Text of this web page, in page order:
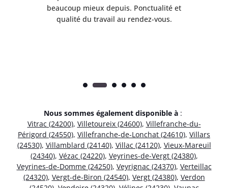
beaucoup mieux depuis. Ponctualité et
qualité du travail au rendez-vous.
Nous sommes également disponible à :
Vitrac (24200), Villetoureix (24600), Villefranche-du-
Périgord (24550), Villefranche-de-Lonchat (24610), Villars
(24530), Villamblard (24140), Villac (24120), Vieux-Mareuil
(24340), Vézac (24220), Veyrines-de-Vergt (24380),
Veyrines-de-Domme (24250), Veyrignac (24370), Verteillac
(24320), Vergt-de-Biron (24540), Vergt (24380), Verdon